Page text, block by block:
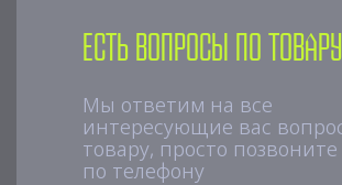
Есть вопросы по
Мы ответим на все
интересующие вас
товару, просто
по телефону